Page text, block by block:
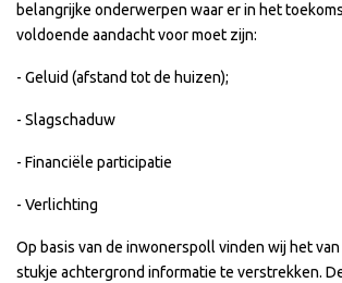
belangrijke onderwerpen waar er in het
voldoende aandacht voor moet zijn:
- Geluid (afstand tot de huizen);
- Slagschaduw
- Financiële participatie
- Verlichting
Op basis van de inwonerspoll vinden wij het
stukje achtergrond informatie te verstrekken.